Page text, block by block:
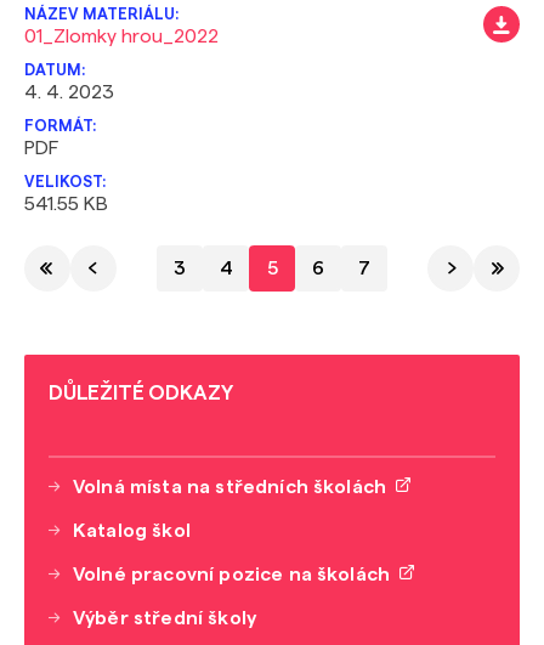
01_Zlomky hrou_2022
4. 4. 2023
PDF
541.55 KB
3 4 5 6 7
DŮLEŽITÉ ODKAZY
Volná místa na středních školách
Katalog škol
Volné pracovní pozice na školách
Výběr střední školy